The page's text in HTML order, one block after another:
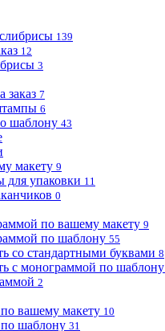
139
12
3
заказ 7
6
шаблону 43
макету 9
для упаковки 11
0
по вашему макету 9
по шаблону 55
со стандартными буквами 8
с монограммой по шаблону
2
вашему макету 10
шаблону 31